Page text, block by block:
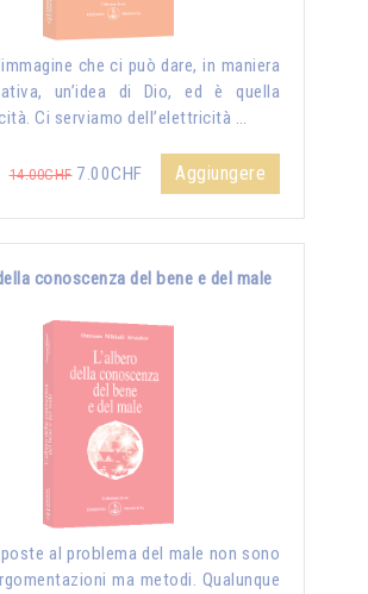
che ci può dare, in maniera
un’idea di Dio, ed è quella
Ci serviamo dell’elettricità …
14.00CHF7.00CHF Aggiungere
conoscenza del bene e del male
al problema del male non sono
ma metodi. Qualunque